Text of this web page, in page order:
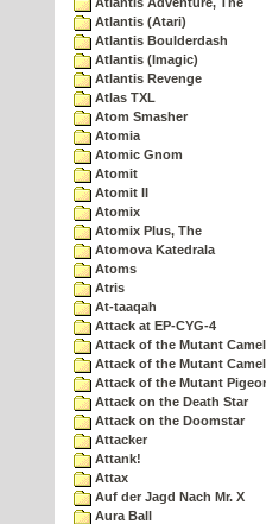
Atlantis (Atari)
Atlantis Boulderdash
Atlantis (Imagic)
Atlantis Revenge
Atlas TXL
Atom Smasher
Atomia
Atomic Gnom
Atomit
Atomit II
Atomix
Atomix Plus, The
Atomova Katedrala
Atoms
Atris
At-taaqah
Attack at EP-CYG-4
Attack of the Mutant
Attack of the Mutant
Attack of the Mutant
Attack on the Death Star
Attack on the Doomstar
Attacker
Attank!
Attax
Auf der Jagd Nach Mr. X
Aura Ball